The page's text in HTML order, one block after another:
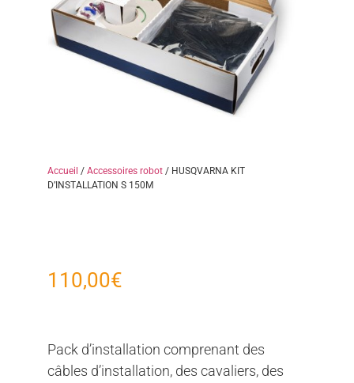
Accueil / Accessoires robot / HUSQVARNA KIT
D’INSTALLATION S 150M
110,00€
Pack d’installation comprenant des
câbles d’installation, des cavaliers, des